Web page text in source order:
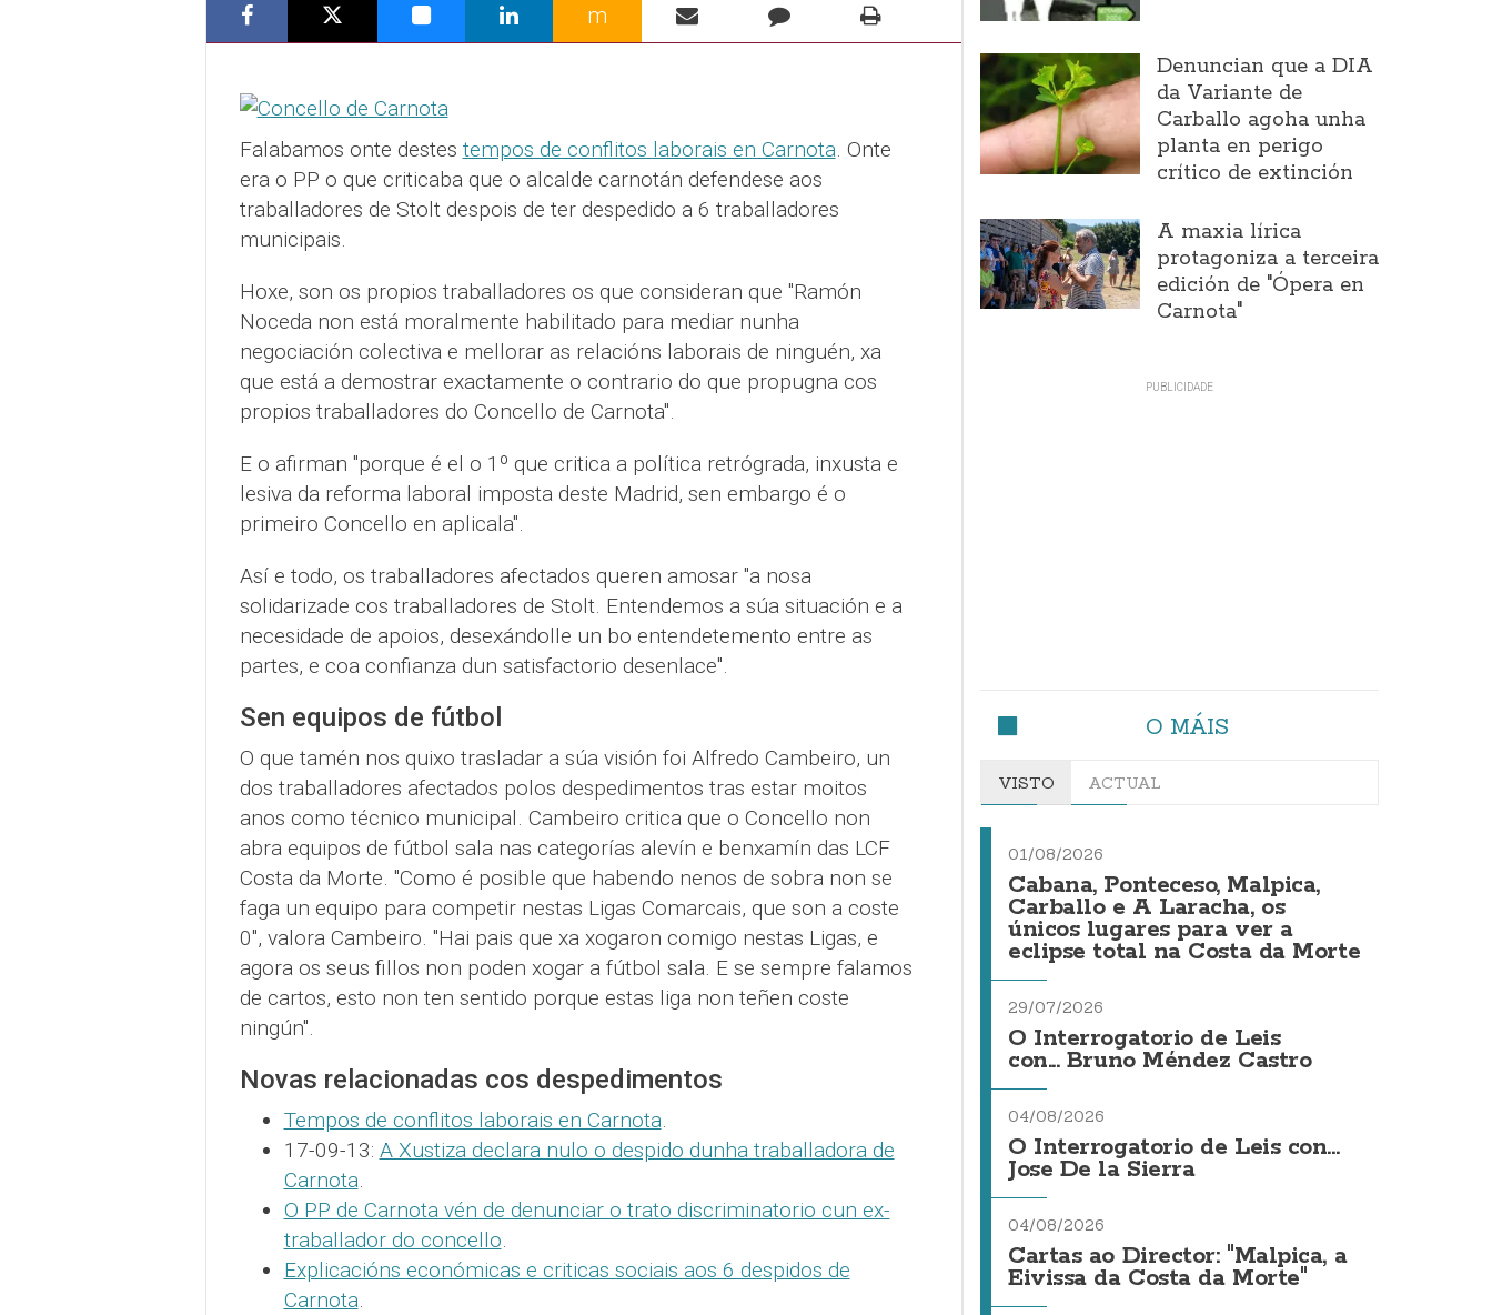
m
Falabamos onte destes tempos de conflitos laborais en Carnota. Onte
era o PP o que criticaba que o alcalde carnotán defendese aos
traballadores de Stolt despois de ter despedido a 6 traballadores
municipais.
Hoxe, son os propios traballadores os que consideran que "Ramón
Noceda non está moralmente habilitado para mediar nunha
negociación colectiva e mellorar as relacións laborais de ninguén, xa
que está a demostrar exactamente o contrario do que propugna cos
propios traballadores do Concello de Carnota".
E o afirman "porque é el o 1º que critica a política retrógrada, inxusta e
lesiva da reforma laboral imposta deste Madrid, sen embargo é o
primeiro Concello en aplicala".
Así e todo, os traballadores afectados queren amosar "a nosa
solidarizade cos traballadores de Stolt. Entendemos a súa situación e a
necesidade de apoios, desexándolle un bo entendetemento entre as
partes, e coa confianza dun satisfactorio desenlace".
Sen equipos de fútbol
O que tamén nos quixo trasladar a súa visión foi Alfredo Cambeiro, un
dos traballadores afectados polos despedimentos tras estar moitos
anos como técnico municipal. Cambeiro critica que o Concello non
abra equipos de fútbol sala nas categorías alevín e benxamín das LCF
Costa da Morte. "Como é posible que habendo nenos de sobra non se
faga un equipo para competir nestas Ligas Comarcais, que son a coste
0", valora Cambeiro. "Hai pais que xa xogaron comigo nestas Ligas, e
agora os seus fillos non poden xogar a fútbol sala. E se sempre falamos
de cartos, esto non ten sentido porque estas liga non teñen coste
ningún".
Novas relacionadas cos despedimentos
Tempos de conflitos laborais en Carnota.
17-09-13: A Xustiza declara nulo o despido dunha traballadora de
Carnota.
O PP de Carnota vén de denunciar o trato discriminatorio cun ex-
traballador do concello.
Explicacións económicas e criticas sociais aos 6 despidos de
Carnota.
Denuncian que a DIA
da Variante de
Carballo agoha unha
planta en perigo
crítico de extinción
A maxia lírica
protagoniza a terceira
edición de "Ópera en
Carnota"
O MÁIS
VISTO ACTUAL
01/08/2026
Cabana, Ponteceso, Malpica,
Carballo e A Laracha, os
únicos lugares para ver a
eclipse total na Costa da Morte
29/07/2026
O Interrogatorio de Leis
con... Bruno Méndez Castro
04/08/2026
O Interrogatorio de Leis con...
Jose De la Sierra
04/08/2026
Cartas ao Director: "Malpica, a
Eivissa da Costa da Morte"